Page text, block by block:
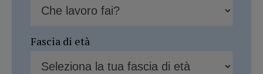
Fascia di età